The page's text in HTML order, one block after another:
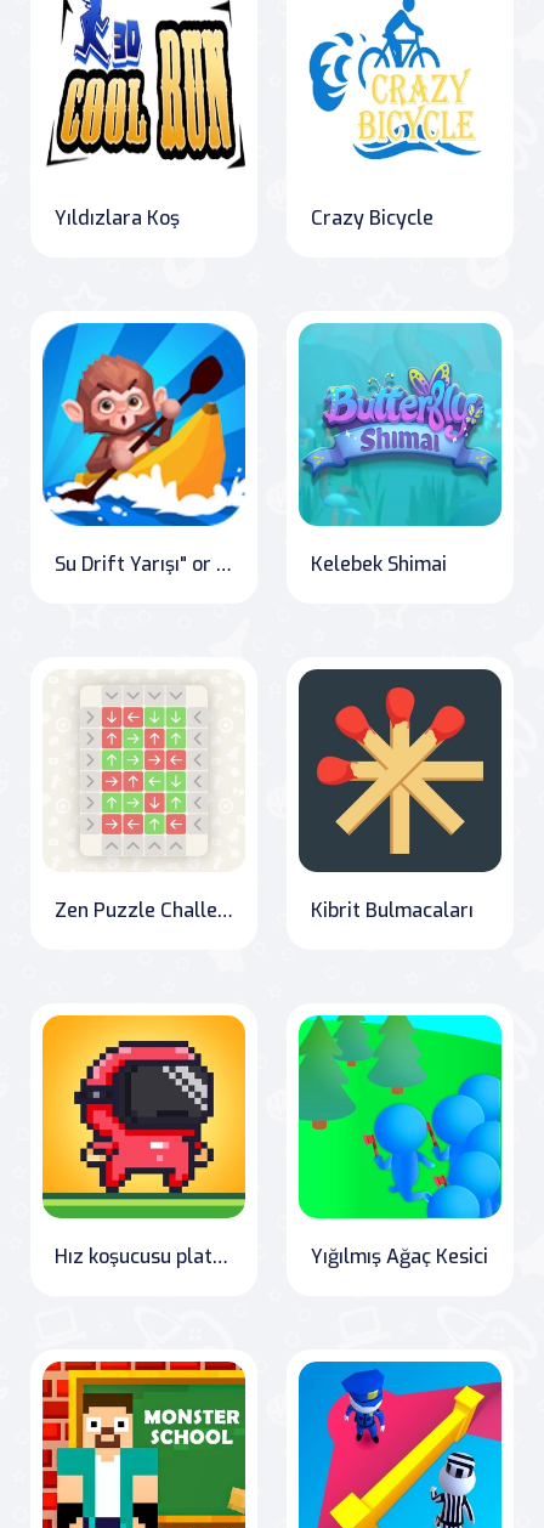
Yıldızlara Koş Crazy Bicycle
Su Drift Yarışı" or "Water Drift Racing Kelebek Shimai
Zen Puzzle Challenge Kibrit Bulmacaları
Hız koşucusu platform oyunu Yığılmış Ağaç Kesici